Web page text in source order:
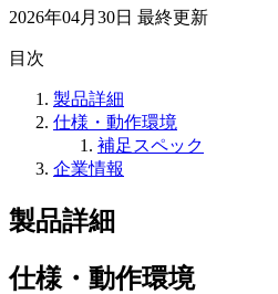
2026年04月30日 最終更新
目次
製品詳細
仕様・動作環境
補足スペック
企業情報
製品詳細
仕様・動作環境